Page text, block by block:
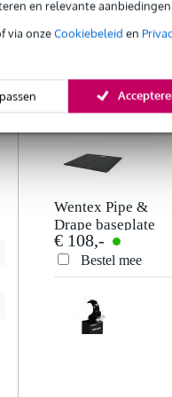
en relevante aanbiedingen
via onzeCookiebeleid en
Wentex Pipe &
telescopische
staander 180-
420cm zwart
€ 97,-
Bestel mee
Wentex Pipe &
Drape baseplate
600x600mm zwart
€ 108,-
Bestel mee